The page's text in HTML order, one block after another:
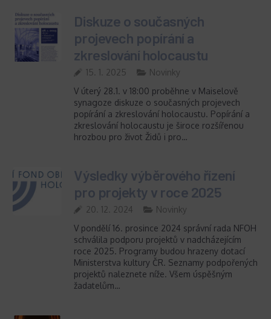
Diskuze o současných
projevech popírání a
zkreslování holocaustu
15. 1. 2025
Novinky
V úterý 28.1. v 18:00 proběhne v Maiselově
synagoze diskuze o současných projevech
popírání a zkreslování holocaustu. Popírání a
zkreslování holocaustu je široce rozšířenou
hrozbou pro život Židů i pro…
Výsledky výběrového řízení
pro projekty v roce 2025
20. 12. 2024
Novinky
V pondělí 16. prosince 2024 správní rada NFOH
schválila podporu projektů v nadcházejícím
roce 2025. Programy budou hrazeny dotací
Ministerstva kultury ČR. Seznamy podpořených
projektů naleznete níže. Všem úspěšným
žadatelům…